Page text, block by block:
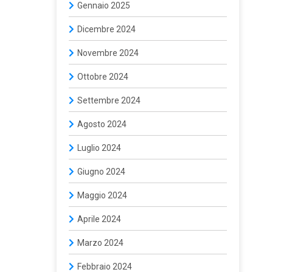
Gennaio 2025
Dicembre 2024
Novembre 2024
Ottobre 2024
Settembre 2024
Agosto 2024
Luglio 2024
Giugno 2024
Maggio 2024
Aprile 2024
Marzo 2024
Febbraio 2024